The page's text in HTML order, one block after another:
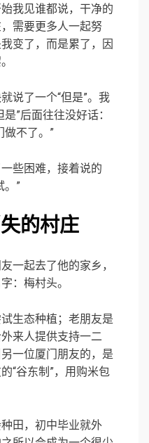
我见谁都说，干净的
需要更多人一起努
变了，而是累了，因
说了一个“但是”。我
”后面往往没好话：
做不了。”
些困难，接着说的
。”
的村庄
一起去了他的家乡，
：梅村头。
生态种植；老朋友是
来人提供支持一二
一位厦门朋友的，是
“谷东制”，用购米包
田，初中毕业就外